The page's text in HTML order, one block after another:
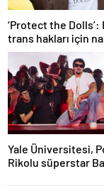
‘Protect the
trans hakları için
sembol haline geldi?
Yale Üniversitesi,
Rikolu süperstar